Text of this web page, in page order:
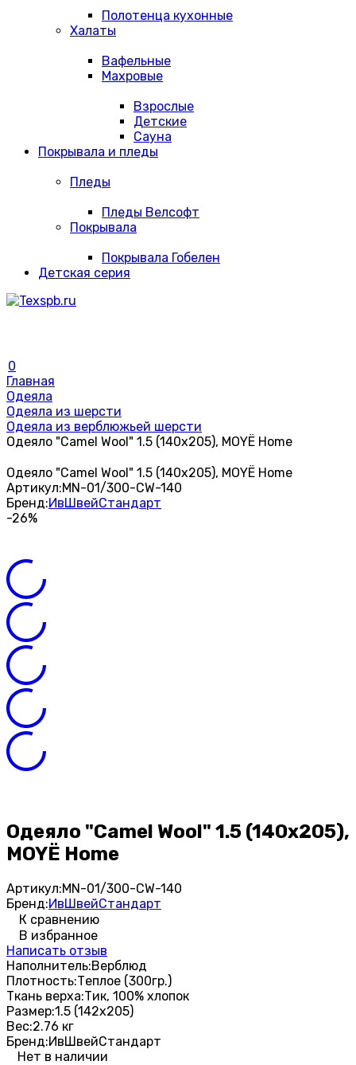
Полотенца кухонные
Халаты
Вафельные
Махровые
Взрослые
Детские
Сауна
Покрывала и пледы
Пледы
Пледы Велсофт
Покрывала
Покрывала Гобелен
Детская серия
0
Главная
Одеяла
Одеяла из шерсти
Одеяла из верблюжьей шерсти
Одеяло "Camel Wool" 1.5 (140х205), MOYЁ Home
Одеяло "Camel Wool" 1.5 (140х205), MOYЁ Home
Артикул:MN-01/300-CW-140
Бренд:ИвШвейСтандарт
-26%
Одеяло "Camel Wool" 1.5 (140х205),
MOYЁ Home
Артикул:MN-01/300-CW-140
Бренд:ИвШвейСтандарт
К сравнению
В избранное
Написать отзыв
Наполнитель:Верблюд
Плотность:Теплое (300гр.)
Ткань верха:Тик, 100% хлопок
Размер:1.5 (142х205)
Вес:2.76 кг
Бренд:ИвШвейСтандарт
Нет в наличии